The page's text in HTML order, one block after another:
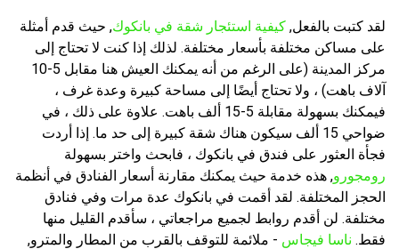
لقد كتبت بالفعل, كيفية استئجار شقة في بانكوك, حيث قدم أمثلة
على مساكن مختلفة بأسعار مختلفة. لذلك إذا كنت لا تحتاج إلى
مركز المدينة (على الرغم من أنه يمكنك العيش هنا مقابل 5-10
آلاف باهت) ، ولا تحتاج أيضًا إلى مساحة كبيرة وعدة غرف ،
فيمكنك بسهولة مقابلة 5-15 ألف باهت. علاوة على ذلك ، في
ضواحي 15 ألف سيكون هناك شقة كبيرة إلى حد ما. إذا أردت
فجأة العثور على فندق في بانكوك ، فابحث واختر بسهولة
رومجورو, هذه خدمة حيث يمكنك مقارنة أسعار الفنادق في أنظمة
الحجز المختلفة. لقد أقمت في بانكوك عدة مرات وفي فنادق
مختلفة. لن أقدم روابط لجميع مراجعاتي ، سأقدم القليل منها
فقط. ناسا فيجاس - ملائمة للتوقف بالقرب من المطار والمترو,